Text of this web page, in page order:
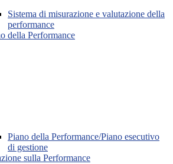
Sistema di misurazione e valutazione della
performance
della Performance
Piano della Performance/Piano esecutivo
di gestione
sulla Performance